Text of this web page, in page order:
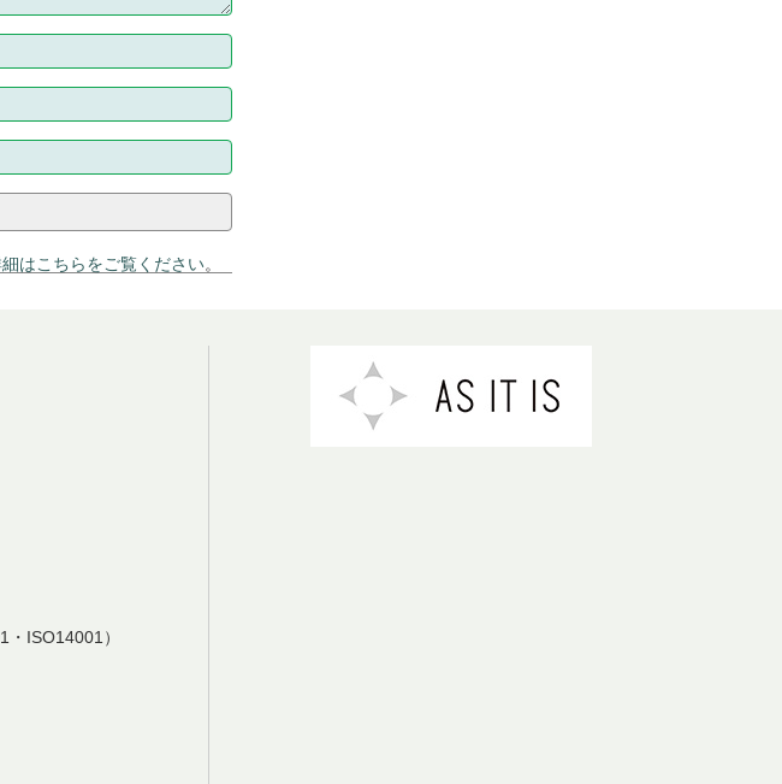
はこちらをご覧ください。
ISO14001）